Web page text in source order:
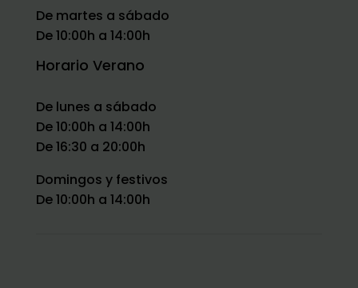
De martes a sábado
De 10:00h a 14:00h
Horario Verano
De lunes a sábado
De 10:00h a 14:00h
De 16:30 a 20:00h
Domingos y festivos
De 10:00h a 14:00h